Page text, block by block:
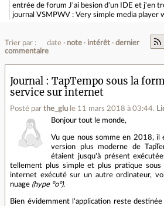
entrée de forum J'ai besion d'un IDE et j'en
journal VSMPWV : Very simple media player
Trier par : date note intérêt
dernier
commentaire
Journal
TapTempo sous la
service sur internet
Posté par the_glu le 11 mars 2018 à 03:44.
Bonjour tout le monde,
Vu que nous somme en 2018, il
version plus moderne de
étaient jusqu'à présent
tellement plus simple et plus pratique
internet exécuté sur un autre ordinateur,
nuage (hype °o°).
Bien évidemment l'application reste